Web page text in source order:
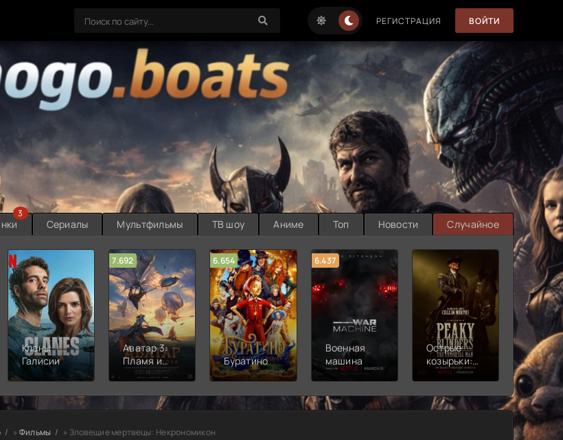
РЕГИСТРАЦИЯ ВОЙТИ
3
Сериалы Мультфильмы ТВ шоу Аниме Топ Новости Случайное
Кланы
Галисии
7.692
Аватар 3:
Пламя и
пепел
6.654
Буратино
6.437
Военная
машина
Острые
козырьки:
Бессмертный
7.187
2
» Фильмы » Зловещие мертвецы: Некрономикон